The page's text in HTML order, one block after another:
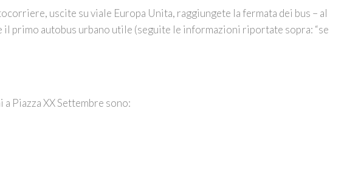
uscite su viale Europa Unita, raggiungete la fermata dei bus – al
il primo autobus urbano utile (seguite le informazioni riportate sopra: “se
Piazza XX Settembre sono: